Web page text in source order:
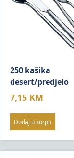
250 kašika
desert/predjelo
7,15 KM
Dodaj u korpu